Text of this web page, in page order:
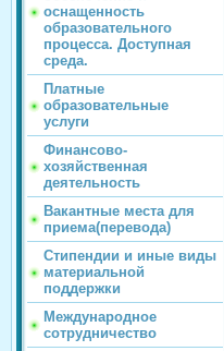
оснащенность
образовательного
процесса. Доступная
среда.
Платные
образовательные
услуги
Финансово-
хозяйственная
деятельность
Вакантные места для
приема(перевода)
Стипендии и иные виды
материальной
поддержки
Международное
сотрудничество